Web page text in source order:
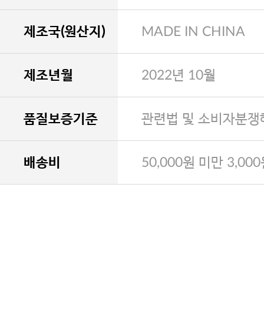
제조국(원산지) MADE IN CHINA
제조년월 2022년 10월
품질보증기준 관련법 및 소비자분
배송비 50,000원 미만 3,000